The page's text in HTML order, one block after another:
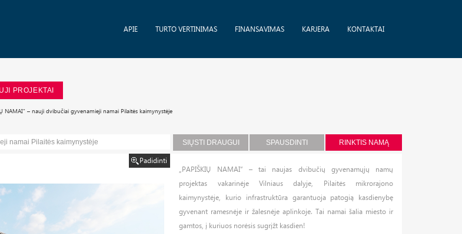
APIE TURTO VERTINIMAS FINANSAVIMAS KARJERA KONTAKTAI
PROJEKTAI
NAMAI“ – nauji dvibučiai gyvenamieji namai Pilaitės kaimynystėje
namai Pilaitės kaimynystėje SIŲSTI DRAUGUI SPAUSDINTI RINKTIS NAMĄ
Padidinti
„PAPIŠKIŲ NAMAI“ – tai naujas dvibučių gyvenamųjų namų
projektas vakarinėje Vilniaus dalyje, Pilaitės mikrorajono
kaimynystėje, kurio infrastruktūra garantuoja patogią kasdienybę
gyvenant ramesnėje ir žalesnėje aplinkoje. Tai namai šalia miesto ir
gamtos, į kuriuos norėsis sugrįžt kasdien!